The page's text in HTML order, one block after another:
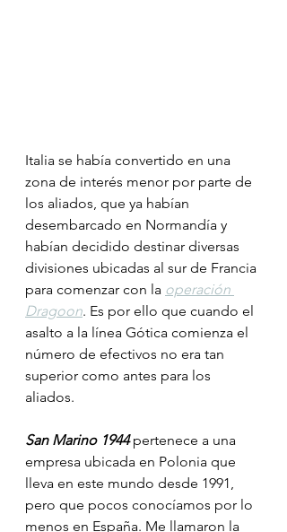
Italia se había convertido en una
zona de interés menor por parte de
los aliados, que ya habían
desembarcado en Normandía y
habían decidido destinar diversas
divisiones ubicadas al sur de Francia
para comenzar con la operación
Dragoon. Es por ello que cuando el
asalto a la línea Gótica comienza el
número de efectivos no era tan
superior como antes para los
aliados.
San Marino 1944 pertenece a una
empresa ubicada en Polonia que
lleva en este mundo desde 1991,
pero que pocos conocíamos por lo
menos en España. Me llamaron la